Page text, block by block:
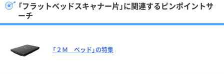
「フラットベッドスキャナー片」に関連するピンポイントサ
ーチ
「２Ｍ ベッド」の特集